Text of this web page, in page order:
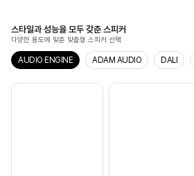
스타일과 성능을 모두 갖춘 스피커
다양한 용도에 맞춘 맞춤형 스피커 선택
AUDIO ENGINE ADAM AUDIO DALI